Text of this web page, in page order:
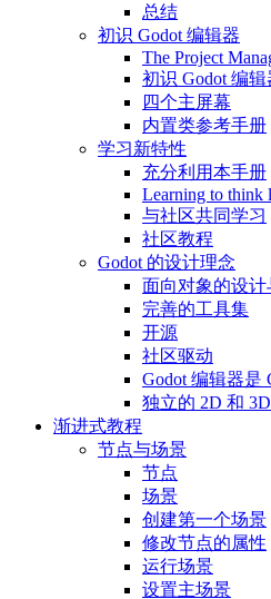
总结
初识 Godot 编辑器
The Project
初识 Godot 编辑
四个主屏幕
内置类参考手册
学习新特性
充分利用本手册
Learning to think
与社区共同学习
社区教程
Godot 的设计理念
面向对象的设计
完善的工具集
开源
社区驱动
Godot 编辑器是
独立的 2D 和
渐进式教程
节点与场景
节点
场景
创建第一个场景
修改节点的属性
运行场景
设置主场景